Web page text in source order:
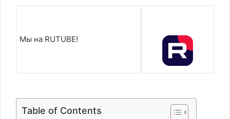
Мы на RUTUBE!
Table of Contents